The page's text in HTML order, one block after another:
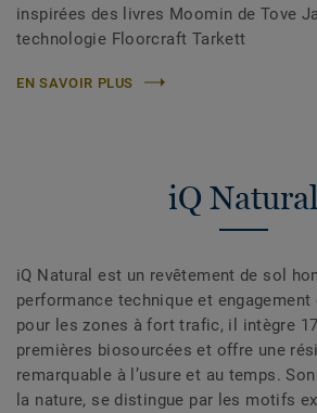
inspirées des livres Moomin de Tove
technologie Floorcraft Tarkett
EN SAVOIR PLUS
iQ Natural
iQ Natural est un revêtement de sol
performance technique et
pour les zones à fort trafic, il intègre
premières biosourcées et offre une
remarquable à l’usure et au temps.
la nature, se distingue par les motifs